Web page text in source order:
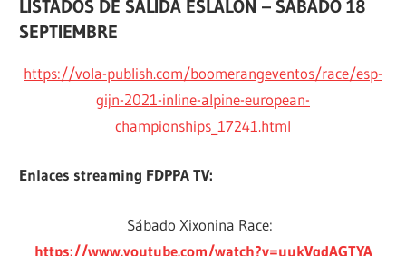
LISTADOS DE SALIDA ESLALON – SÁBADO 18
SEPTIEMBRE
https://vola-publish.com/boomerangeventos/race/esp-
gijn-2021-inline-alpine-european-
championships_17241.html
Enlaces streaming FDPPA TV:
Sábado Xixonina Race:
https://www.youtube.com/watch?v=uukVqdAGTYA